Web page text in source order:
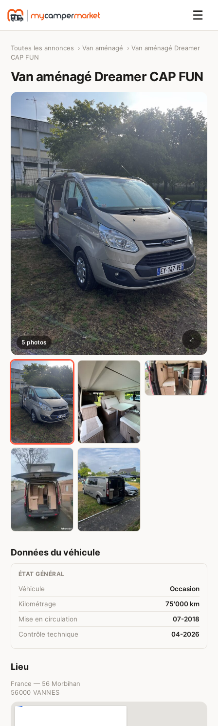
☰
Toutes les annonces › Van aménagé › Van aménagé Dreamer
CAP FUN
Van aménagé Dreamer CAP FUN
5 photos
Données du véhicule
ÉTAT GÉNÉRAL
Véhicule
Occasion
Kilométrage
75'000 km
Mise en circulation
07-2018
Contrôle technique
04-2026
Lieu
France — 56 Morbihan
56000 VANNES